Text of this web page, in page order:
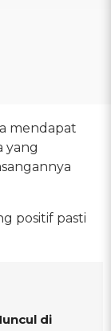
mendapat
yang
positif pasti
di